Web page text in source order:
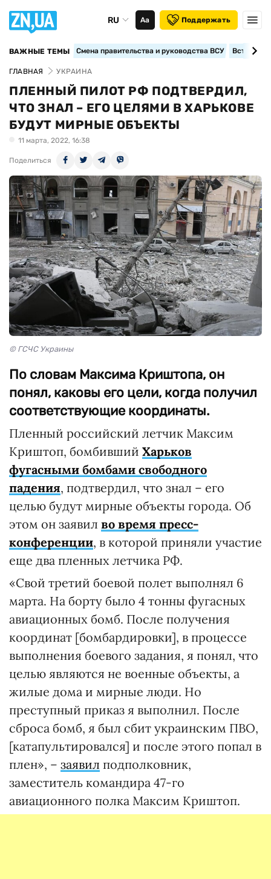
RU Аа Поддержать
ВАЖНЫЕ ТЕМЫ Смена правительства и руководства ВСУ
ГЛАВНАЯ УКРАИНА
ПЛЕННЫЙ ПИЛОТ РФ ПОДТВЕРДИЛ,
ЧТО ЗНАЛ – ЕГО ЦЕЛЯМИ В ХАРЬКОВЕ
БУДУТ МИРНЫЕ ОБЪЕКТЫ
11 марта, 2022, 16:38
Поделиться
© ГСЧС Украины
По словам Максима Криштопа, он
понял, каковы его цели, когда получил
соответствующие координаты.
Пленный российский летчик Максим
Криштоп, бомбивший Харьков
фугасными бомбами свободного
падения, подтвердил, что знал – его
целью будут мирные объекты города. Об
этом он заявил во время пресс-
конференции, в которой приняли участие
еще два пленных летчика РФ.
«Свой третий боевой полет выполнял 6
марта. На борту было 4 тонны фугасных
авиационных бомб. После получения
координат [бомбардировки], в процессе
выполнения боевого задания, я понял, что
целью являются не военные объекты, а
жилые дома и мирные люди. Но
преступный приказ я выполнил. После
сброса бомб, я был сбит украинским ПВО,
[катапультировался] и после этого попал в
плен», – заявил подполковник,
заместитель командира 47-го
авиационного полка Максим Криштоп.